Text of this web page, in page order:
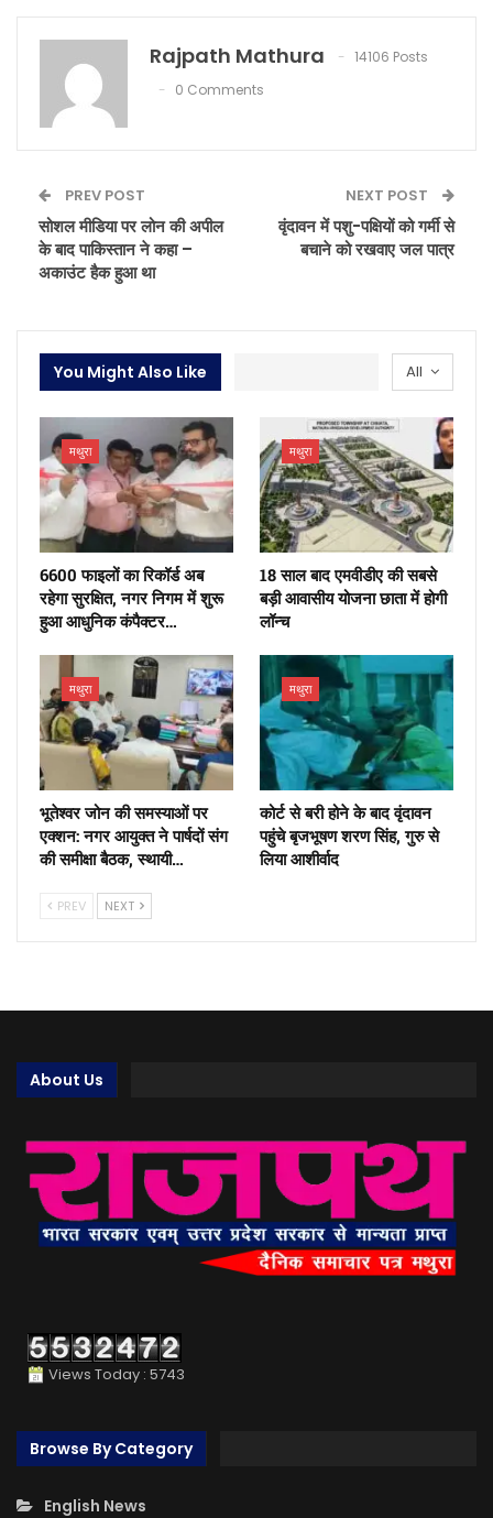
Rajpath Mathura
14106 Posts
0 Comments
PREV POST
सोशल मीडिया पर लोन की अपील
के बाद पाकिस्तान ने कहा –
अकाउंट हैक हुआ था
NEXT POST
वृंदावन में पशु-पक्षियों को गर्मी से
बचाने को रखवाए जल पात्र
All
You Might Also Like
मथुरा
6600 फाइलों का रिकॉर्ड अब
रहेगा सुरक्षित, नगर निगम में शुरू
हुआ आधुनिक कंपैक्टर…
मथुरा
18 साल बाद एमवीडीए की सबसे
बड़ी आवासीय योजना छाता में होगी
लॉन्च
मथुरा
भूतेश्वर जोन की समस्याओं पर
एक्शन: नगर आयुक्त ने पार्षदों संग
की समीक्षा बैठक, स्थायी…
मथुरा
कोर्ट से बरी होने के बाद वृंदावन
पहुंचे बृजभूषण शरण सिंह, गुरु से
लिया आशीर्वाद
PREV NEXT
About Us
Views Today : 5743
Browse By Category
English News